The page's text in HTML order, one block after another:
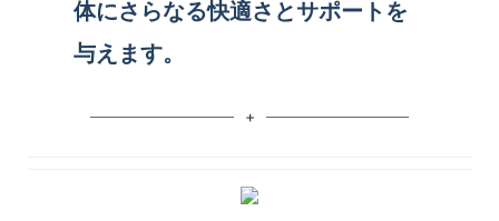
体にさらなる快適さとサポートを
与えます。